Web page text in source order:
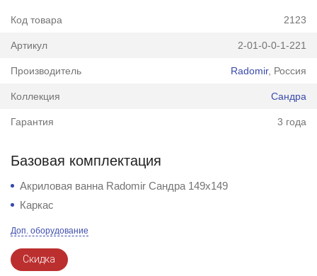
Код товара 2123
Артикул 2-01-0-0-1-221
Производитель Radomir, Россия
Коллекция Сандра
Гарантия 3 года
Базовая комплектация
Акриловая ванна Radomir Сандра 149х149
Каркас
Доп. оборудование
Скидка